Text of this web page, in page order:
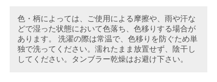
色・柄によっては、ご使用による摩擦や、雨や汗な
どで湿った状態において色落ち、色移りする場合が
あります。 洗濯の際は常温で、色移りを防ぐため単
独で洗ってください。濡れたまま放置せず、陰干し
してください。タンブラー乾燥はお避け下さい。